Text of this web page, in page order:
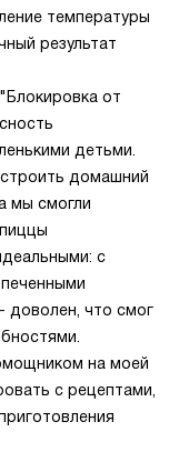
температуры
результат
от
детьми.
домашний
мы смогли
с
доволен, что смог
на моей
с рецептами,